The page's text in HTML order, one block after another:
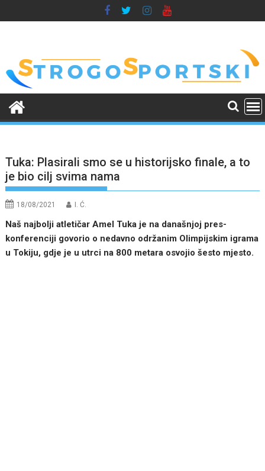
to
Tuka: Plasirali smo se u historijsko finale, a to
je bio cilj svima nama
18/08/2021 I. Ć.
Naš najbolji atletičar Amel Tuka je na današnjoj pres-
konferenciji govorio o nedavno održanim Olimpijskim igrama
u Tokiju, gdje je u utrci na 800 metara osvojio šesto mjesto.